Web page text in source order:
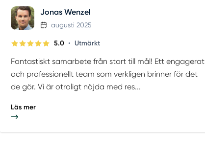
Jonas Wenzel
augusti 2025
5.0 • Utmärkt
Fantastiskt samarbete från start till mål! Ett engagerat
och professionellt team som verkligen brinner för det
de gör. Vi är otroligt nöjda med res...
Läs mer